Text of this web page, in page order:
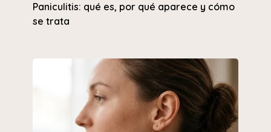
Paniculitis: qué es, por qué aparece y cómo
se trata